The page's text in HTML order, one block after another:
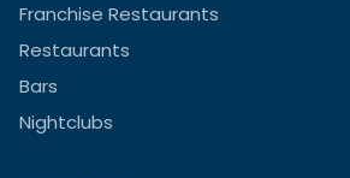
Franchise Restaurants
Restaurants
Bars
Nightclubs